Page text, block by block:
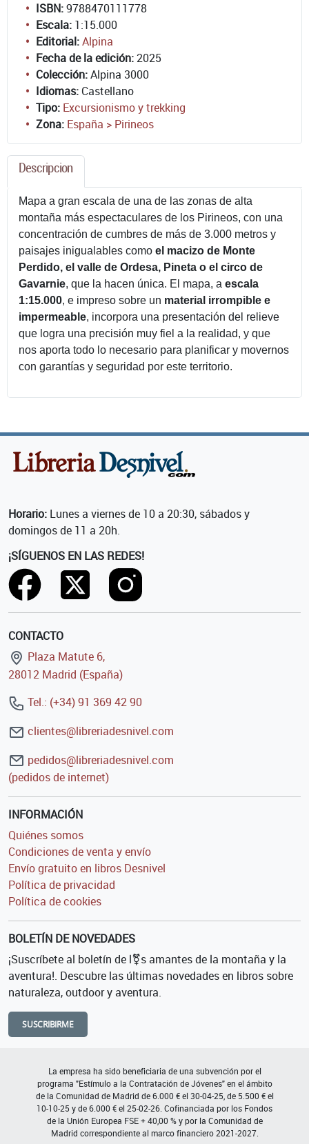
ISBN:9788470111778
Escala: 1:15.000
Editorial:Alpina
Fecha de la edición:2025
Colección:Alpina 3000
Idiomas: Castellano
Tipo: Excursionismo y trekking
Zona: España > Pirineos
Descripcion
Mapa a gran escala de una de las zonas de alta
montaña más espectaculares de los Pirineos, con una
concentración de cumbres de más de 3.000 metros y
paisajes inigualables como el macizo de Monte
Perdido, el valle de Ordesa, Pineta o el circo de
Gavarnie, que la hacen única. El mapa, a escala
1:15.000, e impreso sobre un material irrompible e
impermeable, incorpora una presentación del relieve
que logra una precisión muy fiel a la realidad, y que
nos aporta todo lo necesario para planificar y movernos
con garantías y seguridad por este territorio.
Horario: Lunes a viernes de 10 a 20:30, sábados y
domingos de 11 a 20h.
¡SÍGUENOS EN LAS REDES!
CONTACTO
Plaza Matute 6,
28012 Madrid (España)
Tel.: (+34) 91 369 42 90
clientes@libreriadesnivel.com
pedidos@libreriadesnivel.com
(pedidos de internet)
INFORMACIÓN
Quiénes somos
Condiciones de venta y envío
Envío gratuito en libros Desnivel
Política de privacidad
Política de cookies
BOLETÍN DE NOVEDADES
¡Suscríbete al boletín de l⚧s amantes de la montaña y la
aventura!. Descubre las últimas novedades en libros sobre
naturaleza, outdoor y aventura.
SUSCRIBIRME
La empresa ha sido beneficiaria de una subvención por el
programa "Estímulo a la Contratación de Jóvenes" en el ámbito
de la Comunidad de Madrid de 6.000 € el 30-04-25, de 5.500 € el
10-10-25 y de 6.000 € el 25-02-26. Cofinanciada por los Fondos
de la Unión Europea FSE + 40,00 % y por la Comunidad de
Madrid correspondiente al marco financiero 2021-2027.